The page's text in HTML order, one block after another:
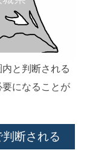
と判断される
になることが
断される